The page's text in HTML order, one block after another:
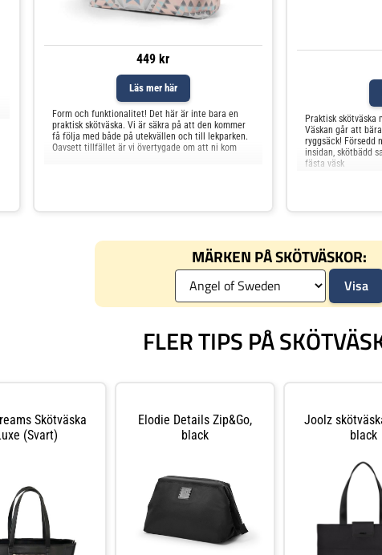
449 kr
Läs mer här
Form och funktionalitet! Det här är inte bara en
praktisk skötväska. Vi är säkra på att den kommer
få följa med både på utekvällen och till lekparken.
Oavsett tillfället är vi övertygade om att ni kom
Praktisk skötväska
Väskan går att
ryggsäck! Försedd
insidan, skötbädd
fästa väsk
MÄRKEN PÅ SKÖTVÄSKOR:
FLER TIPS PÅ
Skötväska
(Svart)
Elodie Details Zip&Go,
black
Joolz
black